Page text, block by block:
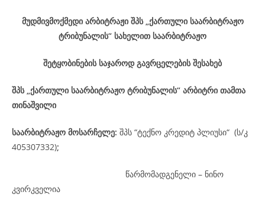
მუდმივმოქმედი არბიტრაჟი შპს „ქართული საარბიტრაჟო
ტრიბუნალის“ სახელით საარბიტრაჟო
შეტყობინების საჯაროდ გავრცელების შესახებ
შპს „ქართული საარბიტრაჟო ტრიბუნალის“ არბიტრი თამთა
თინაშვილი
საარბიტრაჟო მოსარჩელე: შპს “ტექნო კრედიტ პლიუსი“ (ს/კ
405307332);
წარმომადგენელი – ნინო
კვირკველია